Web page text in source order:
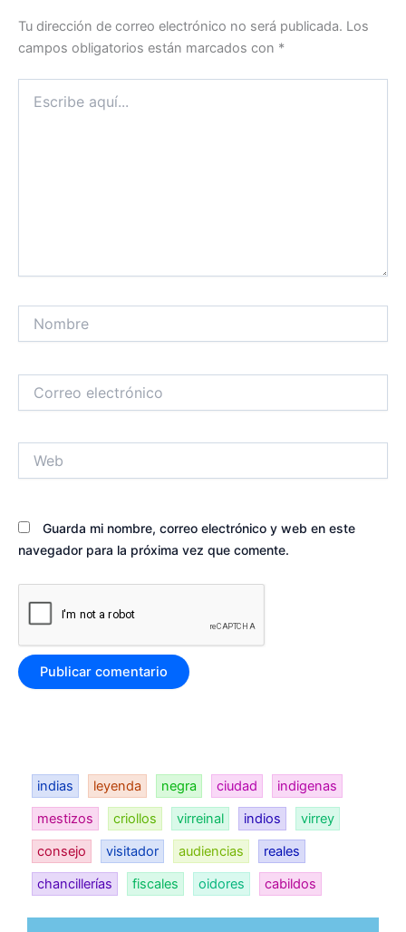
Tu dirección de correo electrónico no será publicada. Los
campos obligatorios están marcados con *
aquí...
electrónico
Guarda mi nombre, correo electrónico y web en este
navegador para la próxima vez que comente.
indias leyenda negra ciudad
indigenas
mestizos
criollos virreinal indios
virrey
consejo
visitador audiencias
reales
chancillerías
fiscales oidores cabildos